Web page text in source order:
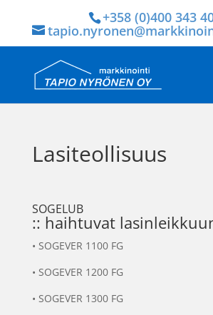
+358 (0)400 343
Lasiteollisuus
SOGELUB
:: haihtuvat
• SOGEVER 1100 FG
• SOGEVER 1200 FG
• SOGEVER 1300 FG